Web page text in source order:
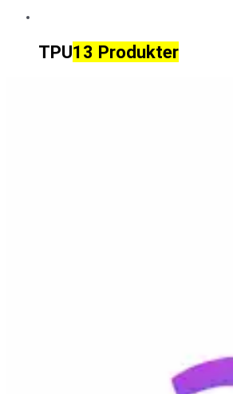
TPU13 Produkter